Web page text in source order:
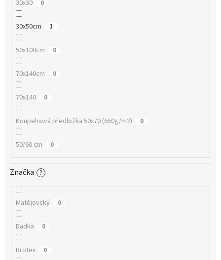
30x30 0
30x50cm 1
50x100cm 0
70x140cm 0
70x140 0
Koupelnová předložka 50x70 (650g/m2) 0
50/60 cm 0
Značka ?
Matějovský 0
Dadka 0
Brotex 0